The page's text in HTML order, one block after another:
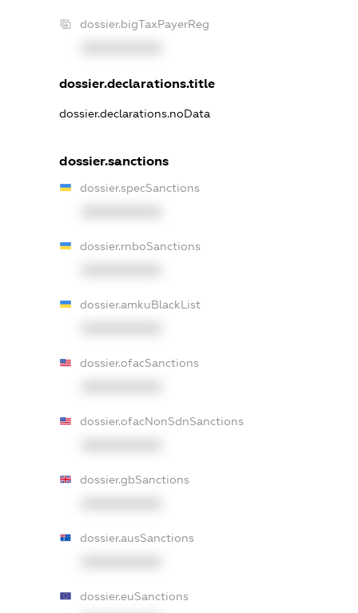
dossier.bigTaxPayerReg
dossier.declarations.title
dossier.declarations.noData
dossier.sanctions
dossier.specSanctions
dossier.rnboSanctions
dossier.amkuBlackList
dossier.ofacSanctions
dossier.ofacNonSdnSanctions
dossier.gbSanctions
dossier.ausSanctions
dossier.euSanctions